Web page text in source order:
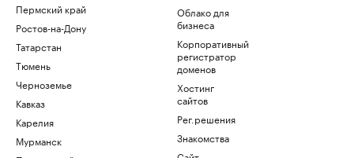
Пермский край
Ростов-на-Дону
Татарстан
Тюмень
Черноземье
Кавказ
Карелия
Мурманск
Облако для
бизнеса
Корпоративный
регистратор
доменов
Хостинг
сайтов
Рег.решения
Знакомства